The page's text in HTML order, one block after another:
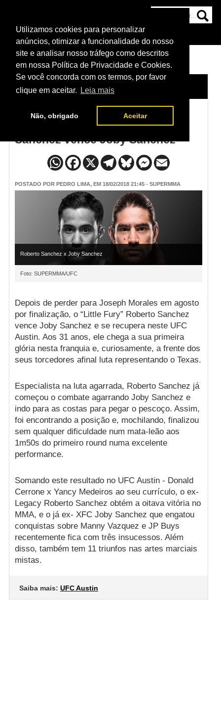
Utilizamos cookies para personalizar
anúncios, otimizar a funcionalidade do nosso
site e analisar nosso tráfego como descritos
em nossa Política de Privacidade e Cookies.
Se você concorda com os termos, por favor
clique em aceitar.
Leia mais
Não, obrigado Aceitar
NOTÍCIAS
HOME NOTÍCIAS
Resultado UFC Austin - Roberto
Sanchez vence Joby Sanchez
POSTADO POR PEDRO LIMA, EM 18/02/2018 21:45 - SUPERMMA
Roberto Sanchez x Joby Sanchez
Foto: SUPERMMA/UFC
Depois de perder para Joseph Morales em agosto
por finalização, o “Little Fury” Roberto Sanchez
vence Joby Sanchez e se recupera neste UFC
Austin. Aos 31 anos, ele chega a sua primeira
glória nesta franquia e, curiosamente, a frente dos
seus torcedores afinal luta representando o Texas.
Especialista na luta agarrada, Roberto Sanchez já
começou o combate agarrando Joby Sanchez e
indo para as costas para pegar o pescoço. Assim,
foi encontrando a posição e, mochilando, finalizou
sem qualquer dificuldade num mata-leão aos
1m50s do primeiro round numa excelente
performance.
Somando este resultado no UFC Austin - Donald
Cerrone x Yancy Medeiros ao seu currículo, o ex-
Legacy Roberto Sanchez obtém a oitava vitória no
MMA, e o já ex- XFC Joby Sanchez que engatou
conquistas sobre Manny Vazquez e JP Buys
recentemente fica com três insucessos. Além
disso, também tem 11 triunfos nas artes marciais
mistas.
Saiba mais: UFC Austin